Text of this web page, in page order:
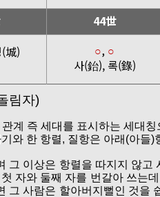
44世
城) ○, ○
사(鈶), 록(錄)
림자)
계 즉 세대를 표시하는 세대
와 한 항렬, 질항은 아래(아들
그 이상은 항렬을 따지지 않
자와 둘째 자를 번갈아 쓰는
그 사람은 할아버지뻘인 것